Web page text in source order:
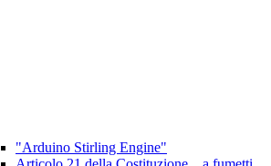
"Arduino Stirling Engine"